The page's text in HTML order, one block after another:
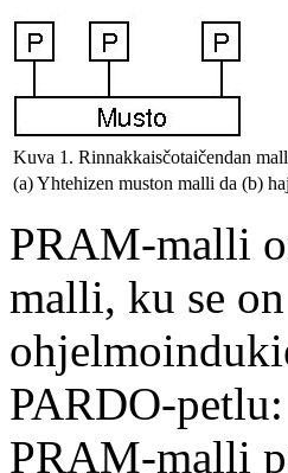
Kuva 1. Rinnakkaisčotaičendan
(a) Yhtehizen muston malli da (b)
PRAM-malli
malli, ku se
PARDO-
PRAM-malli